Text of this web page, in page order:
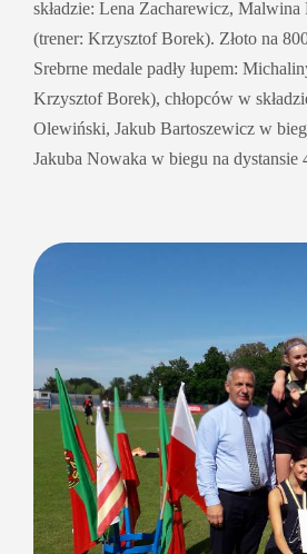
składzie: Lena Zacharewicz, Malwina
(trener: Krzysztof Borek). Złoto na
Srebrne medale padły łupem:
Krzysztof Borek), chłopców w
Olewiński, Jakub Bartoszewicz w
Jakuba Nowaka w biegu na dystansie